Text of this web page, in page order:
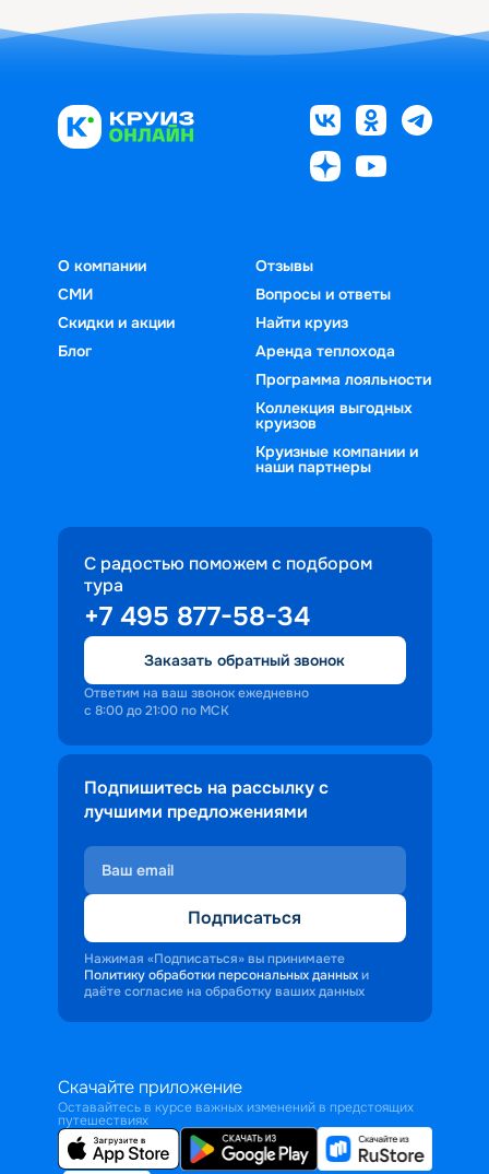
О компании
СМИ
Скидки и акции
Блог
Отзывы
Вопросы и ответы
Найти круиз
Аренда теплохода
Программа лояльности
Коллекция выгодных
круизов
Круизные компании и
наши партнеры
С радостью поможем с подбором
тура
+7 495 877-58-34
Заказать обратный звонок
Ответим на ваш звонок ежедневно
с 8:00 до 21:00 по МСК
Подпишитесь на рассылку с
лучшими предложениями
Подписаться
Нажимая «Подписаться» вы принимаете
Политику обработки персональных данных и
даёте согласие на обработку ваших данных
Скачайте приложение
Оставайтесь в курсе важных изменений в предстоящих
путешествиях